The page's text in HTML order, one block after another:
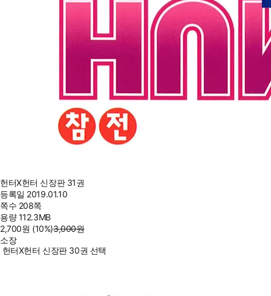
헌터X헌터 신장판 31권
등록일 2019.01.10
쪽수 208쪽
용량112.3MB
2,700원 (10%)3,000원
소장
헌터X헌터 신장판 30권 선택